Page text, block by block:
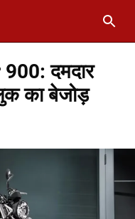
दमदार
का बेजोड़